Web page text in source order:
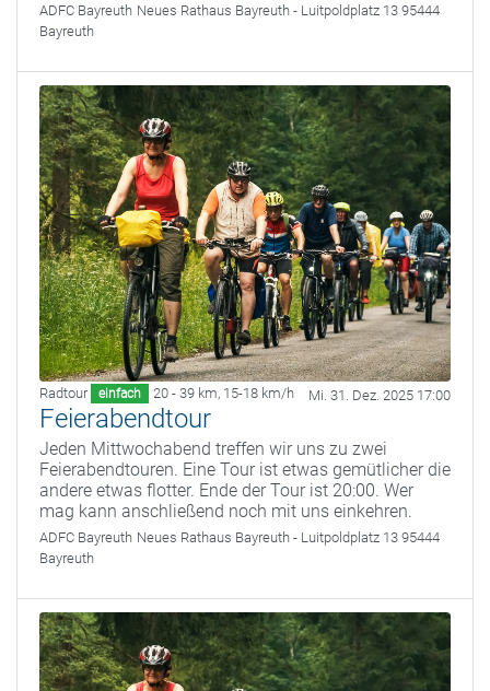
ADFC Bayreuth Neues Rathaus Bayreuth - Luitpoldplatz 13 95444
Bayreuth
Radtour einfach 20 - 39 km, 15-18 km/h Mi. 31. Dez. 2025 17:00
Feierabendtour
Jeden Mittwochabend treffen wir uns zu zwei
Feierabendtouren. Eine Tour ist etwas gemütlicher die
andere etwas flotter. Ende der Tour ist 20:00. Wer
mag kann anschließend noch mit uns einkehren.
ADFC Bayreuth Neues Rathaus Bayreuth - Luitpoldplatz 13 95444
Bayreuth